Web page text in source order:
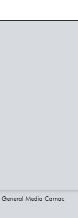
General Media Carnac